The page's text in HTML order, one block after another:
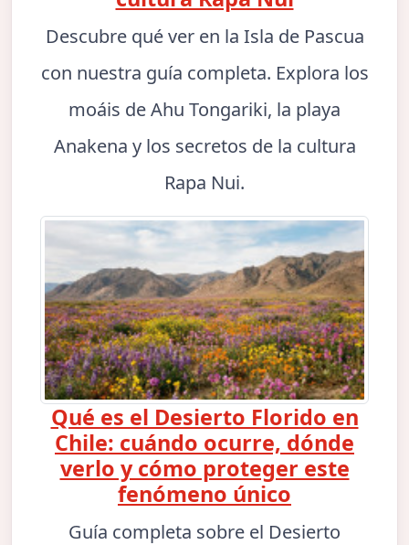
Descubre qué ver en la Isla de Pascua
con nuestra guía completa. Explora los
moáis de Ahu Tongariki, la playa
Anakena y los secretos de la cultura
Rapa Nui.
Qué es el Desierto Florido en
Chile: cuándo ocurre, dónde
verlo y cómo proteger este
fenómeno único
Guía completa sobre el Desierto